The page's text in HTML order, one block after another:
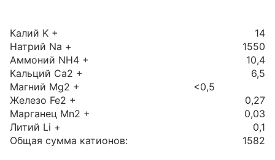
Калий K +
14
Натрий Na +
1550
Аммоний NH4 +
10,4
Кальций Ca2 +
6,5
Магний Mg2 +
<0,5
Железо Fe2 +
0,27
Марганец Mn2 +
0,03
Литий Li +
0,1
Общая сумма катионов:
1582